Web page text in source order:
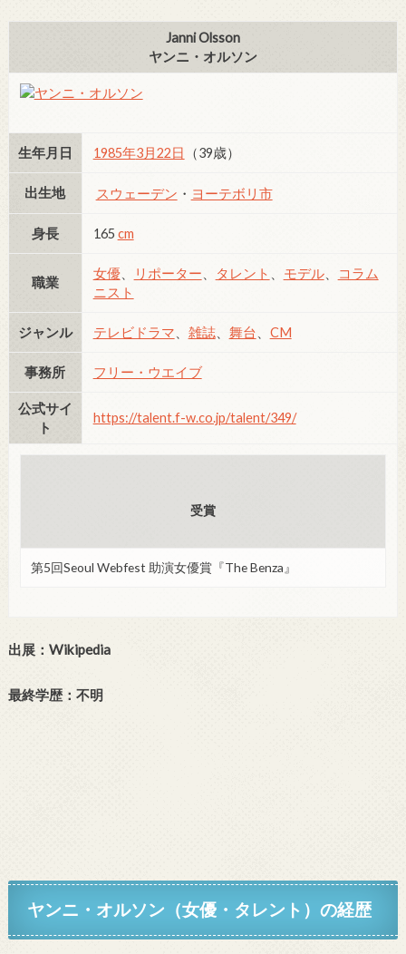
Janni Olsson
ヤンニ・オルソン
生年月日 1985年3月22日 （39歳）
出生地 スウェーデン ・ ヨーテボリ市
身長 165 cm
職業
女優、 リポーター タレント モデル、
コラム
ニスト
ジャンル テレビドラマ 雑誌、 舞台 CM
事務所 フリー・ウエイブ
公式サイ
ト
https://talent.f-w.co.jp/talent/349/
受賞
第5回Seoul Webfest 助演女優賞『The Benza』
出展：Wikipedia
最終学歴：不明
ヤンニ・オルソン（女優・タレント）の経歴